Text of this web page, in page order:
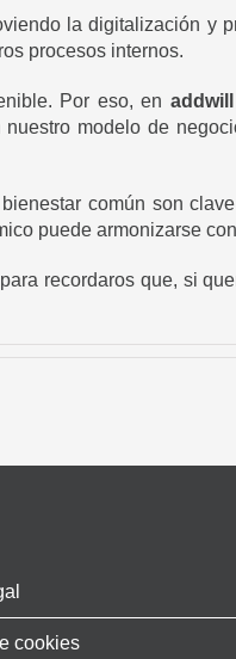
la digitalización y
procesos internos.
Por eso, en addwill
modelo de
común son
puede armonizarse
recordaros que, si
cookies